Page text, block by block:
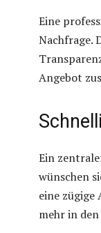
Eine
Nachfrage.
Angebot
Ein
wünschen
eine zügige
mehr in